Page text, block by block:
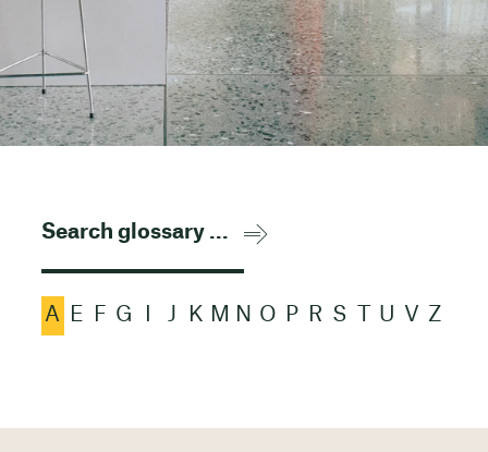
A E F G J K M N O P R S U V Z